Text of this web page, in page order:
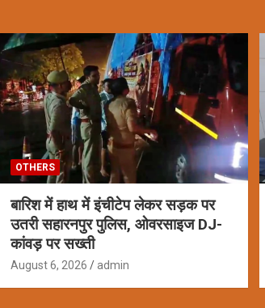
OTHERS
बारिश में हाथ में इंचीटेप लेकर सड़क पर
उतरी सहारनपुर पुलिस, ओवरसाइज DJ-
कांवड़ पर सख्ती
August 6, 2026 admin